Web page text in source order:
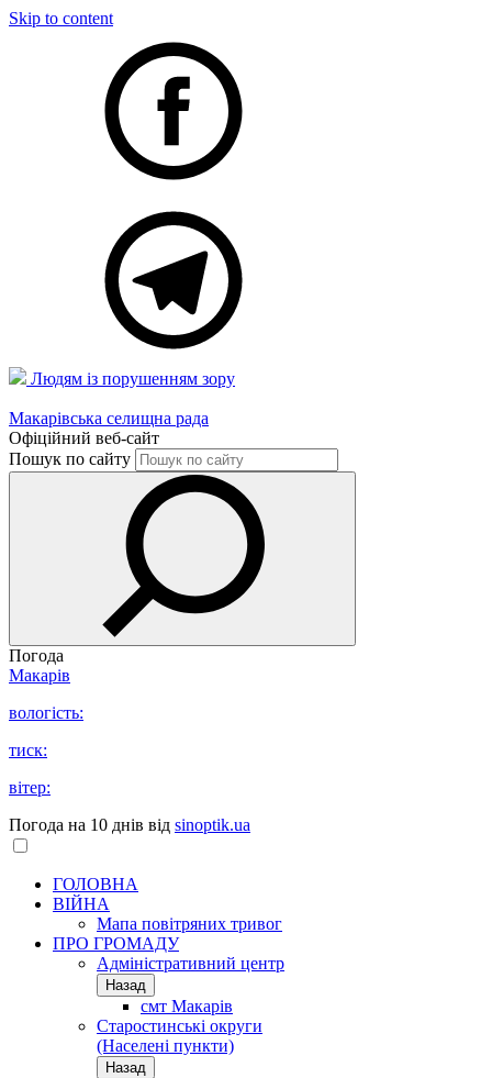
Skip to content
Людям із порушенням зору
Макарівська селищна рада
Офіційний веб-сайт
Пошук по сайту
Погода
Макарів
вологість:
тиск:
вітер:
Погода на 10 днів від sinoptik.ua
ГОЛОВНА
ВІЙНА
Мапа повітряних тривог
ПРО ГРОМАДУ
Aдміністративний центр
Назад
смт Макарів
Старостинські округи
(Населені пункти)
Назад